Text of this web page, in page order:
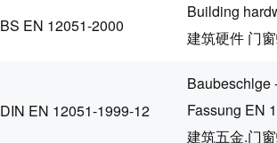
BS EN 12051-2000
Building
建筑硬件 门
DIN EN 12051-1999-12
Baubeschlge
Fassung EN
建筑五金.门